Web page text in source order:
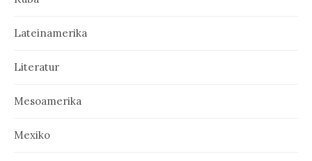
Lateinamerika
Literatur
Mesoamerika
Mexiko